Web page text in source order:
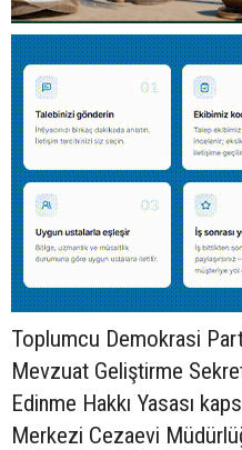
Toplumcu Demokrasi
Mevzuat Geliştirme
Edinme Hakkı Yasası
Merkezi Cezaevi